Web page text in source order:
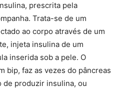
prescrita pela
Trata-se de um
ao corpo através de um
injeta insulina de um
inserida sob a pele. O
bip, faz as vezes do pâncreas
de produzir insulina, ou